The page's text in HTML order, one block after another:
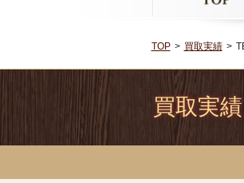
TOP 買取実績
買取実績